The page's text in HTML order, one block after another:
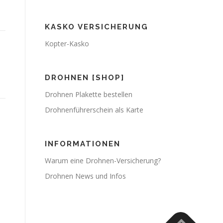
KASKO VERSICHERUNG
Kopter-Kasko
DROHNEN [SHOP]
Drohnen Plakette bestellen
Drohnenführerschein als Karte
INFORMATIONEN
Warum eine Drohnen-Versicherung?
Drohnen News und Infos